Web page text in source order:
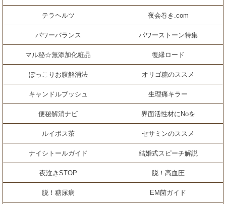
テラヘルツ 夜会巻き.com
パワーバランス パワーストーン特集
マル秘☆無添加化粧品 復縁ロード
ぽっこりお腹解消法 オリゴ糖のススメ
キャンドルブッシュ 生理痛キラー
便秘解消ナビ 界面活性材にNoを
ルイボス茶 セサミンのススメ
ナイシトールガイド 結婚式スピーチ解説
夜泣きSTOP 脱！高血圧
脱！糖尿病 EM菌ガイド